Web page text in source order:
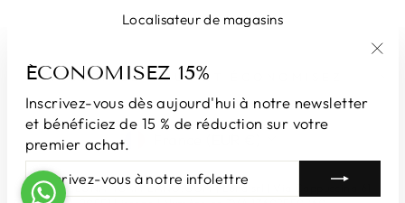
ÉCONOMISEZ 15%
Inscrivez-vous dès aujourd'hui à notre newsletter
et bénéficiez de 15 % de réduction sur votre
premier achat.
INSCRIVEZ-
VOUS
S'INSCRIRE
Localisateur de magasins
INSCRIVEZ-VOUS ET ÉCONOMISEZ
DEVISE
© 2026 LUNATICAMILANO.COM | Luna srl ​​​​| Via Cappuccina 61,